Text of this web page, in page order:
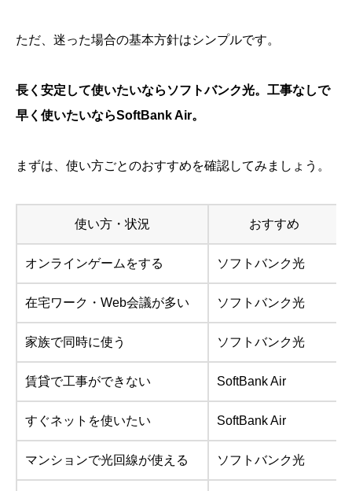
ただ、迷った場合の基本方針はシンプルです。
長く安定して使いたいならソフトバンク光。工事なしで
早く使いたいならSoftBank Air。
まずは、使い方ごとのおすすめを確認してみましょう。
使い方・状況 おすすめ
オンラインゲームをする ソフトバンク光
在宅ワーク・Web会議が多い ソフトバンク光
家族で同時に使う ソフトバンク光
賃貸で工事ができない SoftBank Air
すぐネットを使いたい SoftBank Air
マンションで光回線が使える ソフトバンク光